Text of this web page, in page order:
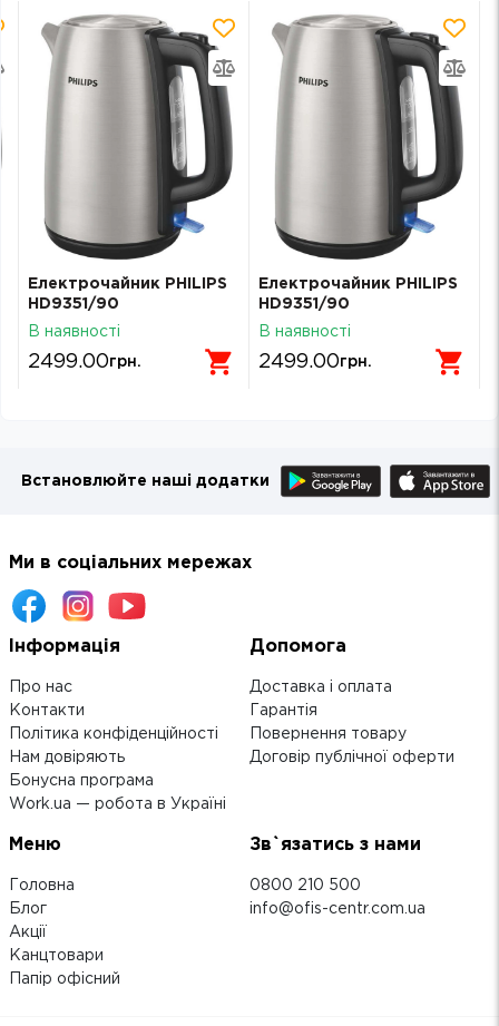
Електрочайник PHILIPS
HD9351/90
В наявності
2499.00грн.
Електрочайник PHILIPS
HD9351/90
В наявності
2499.00грн.
Встановлюйте наші додатки
Ми в соціальних мережах
Інформація
Про нас
Контакти
Політика конфіденційності
Нам довіряють
Бонусна програма
Work.ua — робота в Україні
Допомога
Доставка і оплата
Гарантія
Повернення товару
Договір публічної оферти
Меню
Головна
Блог
Акції
Канцтовари
Папір офісний
Зв`язатись з нами
0800 210 500
info@ofis-centr.com.ua